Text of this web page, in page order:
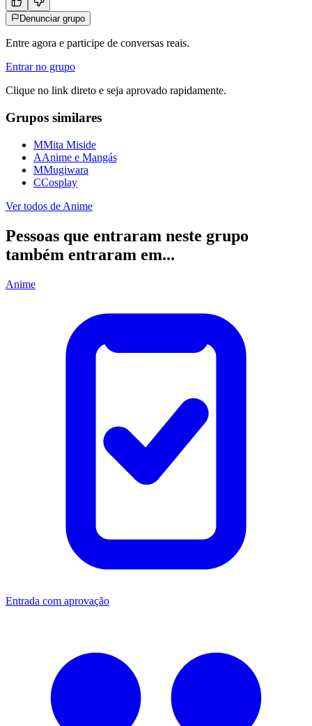
Denunciar grupo
Entre agora e participe de conversas reais.
Entrar no grupo
Clique no link direto e seja aprovado rapidamente.
Grupos similares
MMita Miside
AAnime e Mangás
MMugiwara
CCosplay
Ver todos de Anime
Pessoas que entraram neste grupo
também entraram em...
Anime
Entrada com aprovação